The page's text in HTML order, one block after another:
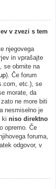
v zvezi s tem
njegovega
in vprašajte
se obrnite na
). Če forum
etc.), se
morate, da
ne more biti
nesmiselno je
ki niso direktno
opremo. Če
foruma,
odgovor, v